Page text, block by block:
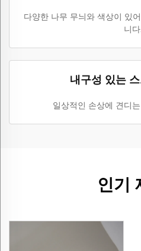
다양한 나무 무늬와 색상이 있
니다.
내구성 있는
일상적인 손상에 견디
인기